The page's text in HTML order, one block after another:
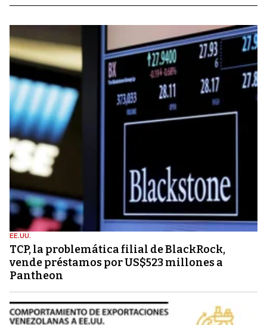
EE.UU.
TCP, la problemática filial de BlackRock,
vende préstamos por US$523 millones a
Pantheon